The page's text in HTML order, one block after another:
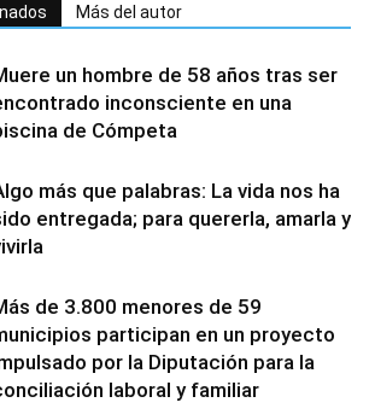
Más del autor
un hombre de 58 años tras ser
inconsciente en una
de Cómpeta
más que palabras: La vida nos ha
entregada; para quererla, amarla y
de 3.800 menores de 59
participan en un proyecto
por la Diputación para la
laboral y familiar